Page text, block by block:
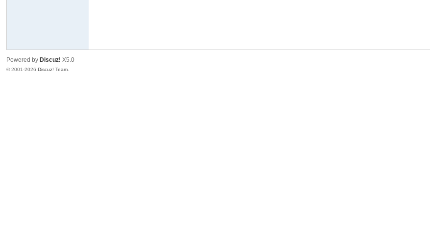
Powered by Discuz! X5.0
© 2001-2026Discuz! Team